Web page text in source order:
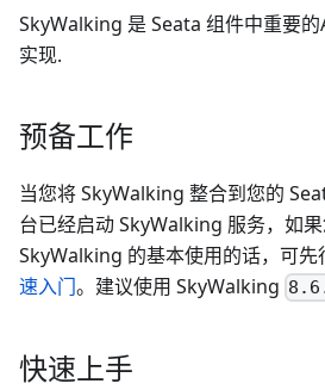
SkyWalking 是 Seata 组件中重要的
实现.
预备工作
当您将 SkyWalking 整合到您的
台已经启动 SkyWalking 服务，如
SkyWalking 的基本使用的话，可先
速入门。建议使用 SkyWalking
快速上手